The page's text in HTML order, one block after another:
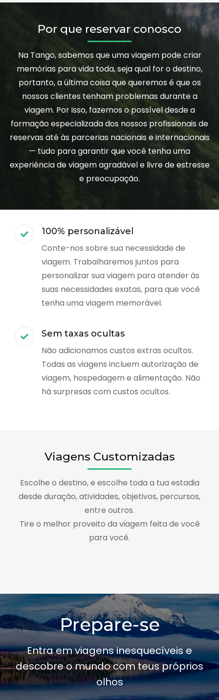
Por que reservar conosco
Na Tango, sabemos que uma viagem pode criar
memórias para vida toda, seja qual for o destino,
portanto, a última coisa que queremos é que os
nossos clientes tenham problemas durante a
viagem. Por isso, fazemos o possível desde a
formação especializada dos nossos profissionais de
reservas até às parcerias nacionais e internacionais
— tudo para garantir que você tenha uma
experiência de viagem agradável e livre de estresse
e preocupação.
100% personalizável
Conte-nos sobre sua necessidade de
viagem. Trabalharemos juntos para
personalizar sua viagem para atender às
suas necessidades exatas, para que você
tenha uma viagem memorável.
Sem taxas ocultas
Não adicionamos custos extras ocultos.
Todas as viagens incluem autorização de
viagem, hospedagem e alimentação. Não
há surpresas com custos ocultos.
Viagens Customizadas
Escolhe o destino, e escolhe toda a tua estadia
desde duração, atividades, objetivos, percursos,
entre outros.
Tire o melhor proveito da viagem feita de você
para você.
Prepare-se
Entra em viagens inesquecíveis e
descobre o mundo com teus próprios
olhos